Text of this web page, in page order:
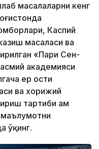
масалаларни кенг
Каспий
масаласи ва
«Пари Сен-
академияси
ер ости
ва хорижий
тартиби ҳам
маълумотни
ўқинг.